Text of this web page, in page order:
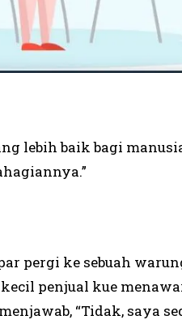
lebih baik bagi
pergi ke sebuah
penjual kue
“Tidak, saya